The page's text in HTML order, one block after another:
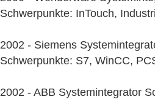
Schwerpunkte: InTouch,
2002 - Siemens
Schwerpunkte: S7, WinCC,
2002 - ABB Systemintegrator